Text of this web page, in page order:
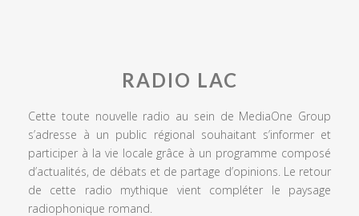
RADIO LAC
Cette toute nouvelle radio au sein de MediaOne Group
s’adresse à un public régional souhaitant s’informer et
participer à la vie locale grâce à un programme composé
d’actualités, de débats et de partage d’opinions. Le retour
de cette radio mythique vient compléter le paysage
radiophonique romand.